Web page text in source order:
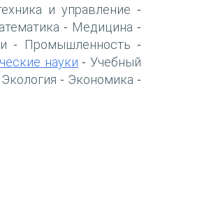
и управление -
- Медицина -
- Промышленность -
науки -Учебный
Экология - Экономика -